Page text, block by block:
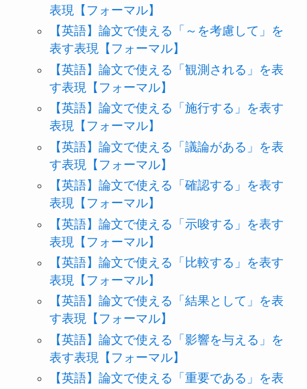
表現【フォーマル】
【英語】論文で使える「～を考慮して」を
表す表現【フォーマル】
【英語】論文で使える「観測される」を表
す表現【フォーマル】
【英語】論文で使える「施行する」を表す
表現【フォーマル】
【英語】論文で使える「議論がある」を表
す表現【フォーマル】
【英語】論文で使える「確認する」を表す
表現【フォーマル】
【英語】論文で使える「示唆する」を表す
表現【フォーマル】
【英語】論文で使える「比較する」を表す
表現【フォーマル】
【英語】論文で使える「結果として」を表
す表現【フォーマル】
【英語】論文で使える「影響を与える」を
表す表現【フォーマル】
【英語】論文で使える「重要である」を表